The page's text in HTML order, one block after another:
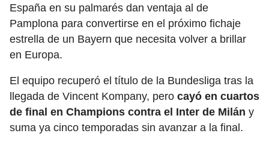
España en su palmarés dan ventaja al de
Pamplona para convertirse en el próximo fichaje
estrella de un Bayern que necesita volver a brillar
en Europa.
El equipo recuperó el título de la Bundesliga tras la
llegada de Vincent Kompany, pero cayó en cuartos
de final en Champions contra el Inter de Milán y
suma ya cinco temporadas sin avanzar a la final.